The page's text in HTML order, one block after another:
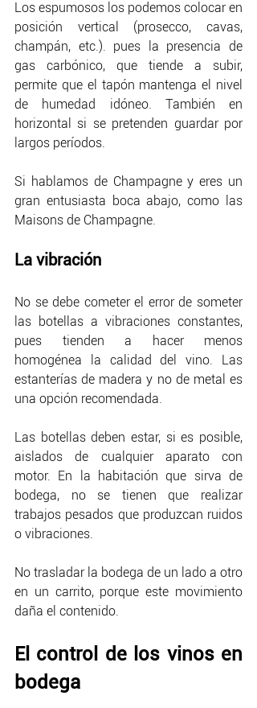
Los espumosos los podemos colocar en
posición vertical (prosecco, cavas,
champán, etc.). pues la presencia de
gas carbónico, que tiende a subir,
permite que el tapón mantenga el nivel
de humedad idóneo. También en
horizontal si se pretenden guardar por
largos períodos.
Si hablamos de Champagne y eres un
gran entusiasta boca abajo, como las
Maisons de Champagne.
La vibración
No se debe cometer el error de someter
las botellas a vibraciones constantes,
pues tienden a hacer menos
homogénea la calidad del vino. Las
estanterías de madera y no de metal es
una opción recomendada.
Las botellas deben estar, si es posible,
aislados de cualquier aparato con
motor. En la habitación que sirva de
bodega, no se tienen que realizar
trabajos pesados que produzcan ruidos
o vibraciones.
No trasladar la bodega de un lado a otro
en un carrito, porque este movimiento
daña el contenido.
El control de los vinos en
bodega